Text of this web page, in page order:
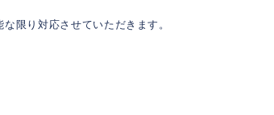
限り対応させていただきます。